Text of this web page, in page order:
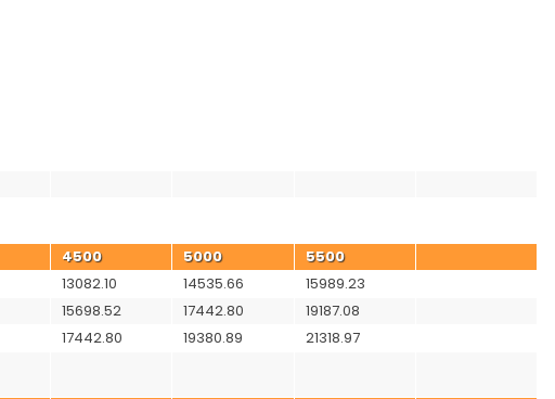
4500 5000
5500
13082.10 14535.66
15989.23
15698.52 17442.80
19187.08
17442.80 19380.89 21318.97